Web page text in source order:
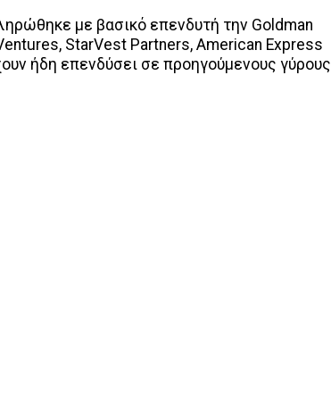
με βασικό επενδυτή την Goldman
StarVest Partners, American Express
ήδη επενδύσει σε προηγούμενους γύρους